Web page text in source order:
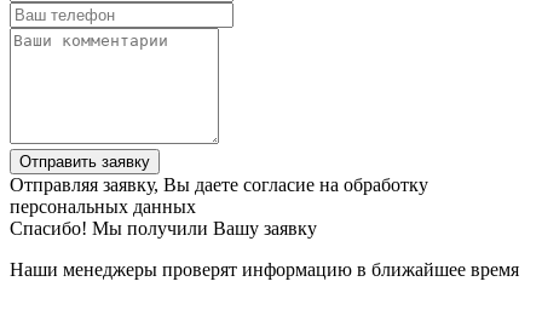
Отправить заявку
Отправляя заявку, Вы даете согласие на обработку
персональных данных
Спасибо! Мы получили Вашу заявку
Наши менеджеры проверят информацию в ближайшее время